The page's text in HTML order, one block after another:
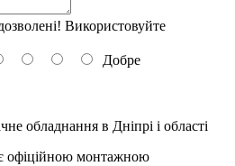
Використовуйте
Добре
обладнання в Дніпрі і області
офіційною монтажною